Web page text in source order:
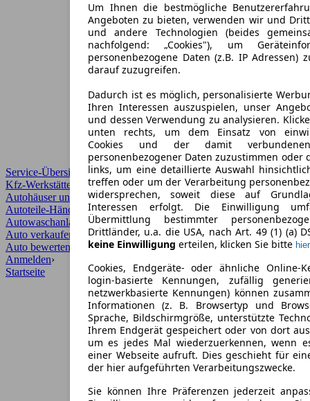
Service-Übersicht
Kfz-Werkstätten
Autohäuser und Händler
Autoteile-Händler
Autowaschanlagen
Auto verkaufen
Auto bewerten
Anmelden›
Um Ihnen die bestmögliche
Angeboten zu bieten, verwenden wir und
und andere Technologien (beides
nachfolgend: „Cookies"), um
personenbezogene Daten (z.B. IP Adressen)
darauf zuzugreifen.
Dadurch ist es möglich, personalisierte
Ihren Interessen auszuspielen, unser
und dessen Verwendung zu analysieren.
unten rechts, um dem Einsatz von
Cookies und der damit
personenbezogener Daten zuzustimmen oder
links, um eine detaillierte Auswahl
treffen oder um der Verarbeitung
widersprechen, soweit diese auf
Interessen erfolgt. Die Einwilligung
Übermittlung bestimmter
Drittländer, u.a. die USA, nach Art. 49 (1) (a)
keine Einwilligung erteilen, klicken Sie bitte hier
Cookies, Endgeräte- oder ähnliche Online-
login-basierte Kennungen, zufällig
netzwerkbasierte Kennungen) können
Informationen (z. B. Browsertyp und
Sprache, Bildschirmgröße, unterstützte
Ihrem Endgerät gespeichert oder von dort
um es jedes Mal wiederzuerkennen, wenn
einer Webseite aufruft. Dies geschieht für
der hier aufgeführten Verarbeitungszwecke.
Sie können Ihre Präferenzen jederzeit
Startseite